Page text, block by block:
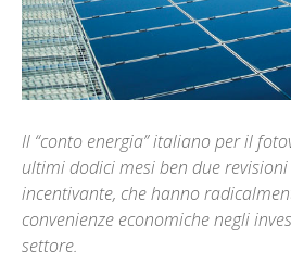
Il “conto energia” italiano per il
ultimi dodici mesi ben due
incentivante, che hanno
convenienze economiche negli
settore.